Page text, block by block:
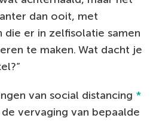
dan ooit, met
die er in zelfisolatie samen
te maken. Wat dacht je
van social distancing *
vervaging van bepaalde